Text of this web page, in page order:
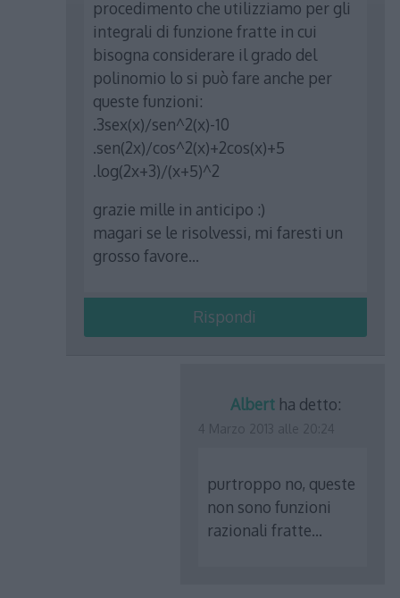
procedimento che utilizziamo per gli
integrali di funzione fratte in cui
bisogna considerare il grado del
polinomio lo si può fare anche per
queste funzioni:
.3sex(x)/sen^2(x)-10
.sen(2x)/cos^2(x)+2cos(x)+5
.log(2x+3)/(x+5)^2
grazie mille in anticipo :)
magari se le risolvessi, mi faresti un
grosso favore…
Rispondi
Albert ha detto:
purtroppo no, queste
non sono funzioni
razionali fratte…